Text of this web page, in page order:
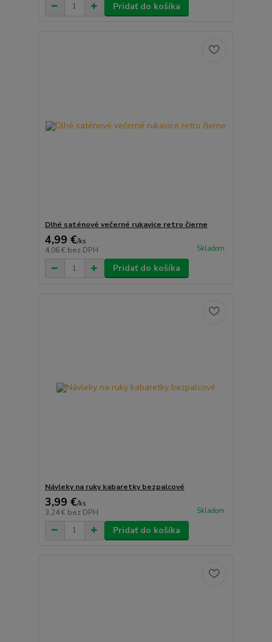
Pridať do košíka
Dlhé saténové večerné rukavice retro čierne
4,99 €/ks
4,06 € bez DPH Skladom
Pridať do košíka
Návleky na ruky kabaretky bezpalcové
3,99 €/ks
3,24 € bez DPH Skladom
Pridať do košíka